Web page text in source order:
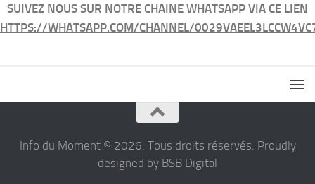
SUIVEZ NOUS SUR NOTRE CHAINE WHATSAPP VIA CE LIEN
HTTPS://WHATSAPP.COM/CHANNEL/
Info du Moment © 2026. Tous droits réservés. Proudly
designed by BSB Digital